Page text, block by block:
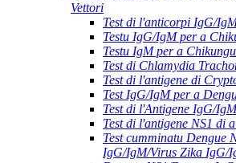
Vettori
Test di l'anticorpi IgG/
Testu IgG/IgM per a
Testu IgM per a
Test di Chlamydia
Test di l'antigene di
Test IgG/IgM per a
Test di l'Antigene IgG/
Test di l'antigene NS1 di
Test cumminatu Dengue
IgG/IgM/Virus Zika IgG/